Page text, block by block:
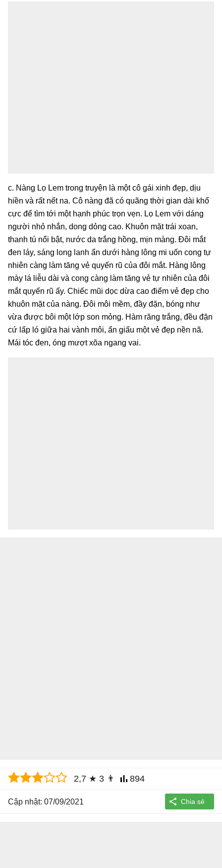
c. Nàng Lọ Lem trong truyện là một cô gái xinh đẹp, dịu
hiền và rất nết na. Cô nàng đã có quãng thời gian dài khổ
cực để tìm tới một hạnh phúc trọn vẹn. Lọ Lem với dáng
người nhỏ nhắn, dong dỏng cao. Khuôn mặt trái xoan,
thanh tú nổi bật, nước da trắng hồng, mịn màng. Đôi mắt
đen láy, sáng long lanh ẩn dưới hàng lông mi uốn cong tự
nhiên càng làm tăng vẻ quyến rũ của đôi mắt. Hàng lông
mày lá liễu dài và cong càng làm tăng vẻ tự nhiên của đôi
mắt quyến rũ ấy. Chiếc mũi dọc dừa cao điểm vẻ đẹp cho
khuôn mặt của nàng. Đôi môi mềm, đầy đặn, bóng như
vừa được bôi một lớp son mỏng. Hàm răng trắng, đều đặn
cứ lấp ló giữa hai vành môi, ẩn giấu một vẻ đẹp nền nã.
Mái tóc đen, óng mượt xõa ngang vai.
2,7 ★ 3 👨 894
Cập nhật: 07/09/2021